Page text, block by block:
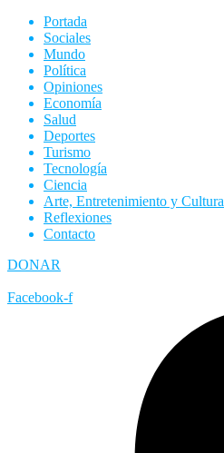
Portada
Sociales
Mundo
Política
Opiniones
Economía
Salud
Deportes
Turismo
Tecnología
Ciencia
Arte, Entretenimiento y Cultura
Reflexiones
Contacto
DONAR
Facebook-f